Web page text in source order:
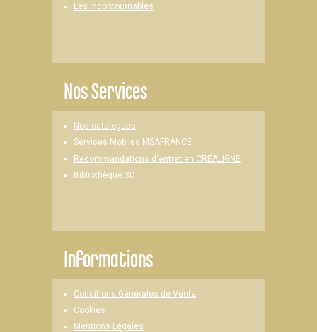
Les Incontournables
Nos Services
Nos catalogues
Services Mobiles MSAFRANCE
Recommandations d'entretien CREALIGNE
Bibliothèque 3D
Informations
Conditions Générales de Vente
Cookies
Mentions Légales